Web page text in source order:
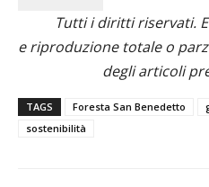
Tutti i diritti riservati.
e riproduzione totale o
degli articoli
TAGS Foresta San Benedetto
sostenibilità